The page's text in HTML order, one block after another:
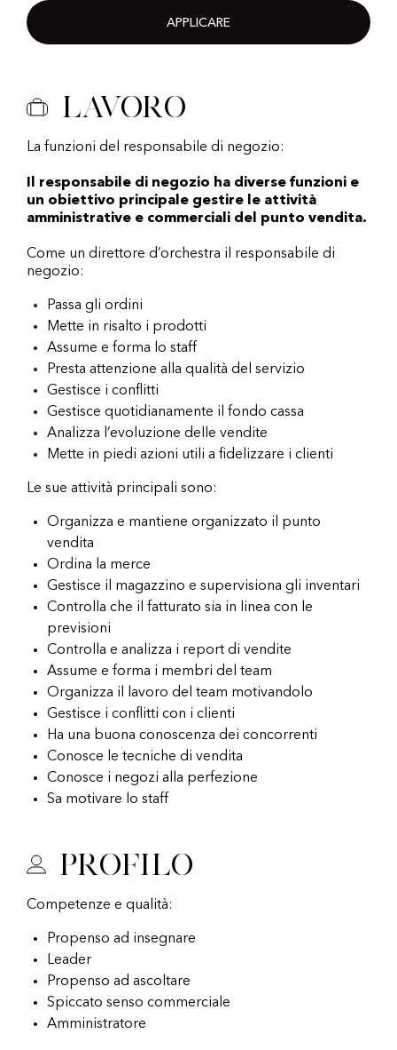
APPLICARE
Lavoro
La funzioni del responsabile di negozio:
Il responsabile di negozio ha diverse funzioni e
un obiettivo principale gestire le attività
amministrative e commerciali del punto vendita.
Come un direttore d’orchestra il responsabile di
negozio:
Passa gli ordini
Mette in risalto i prodotti
Assume e forma lo staff
Presta attenzione alla qualità del servizio
Gestisce i conflitti
Gestisce quotidianamente il fondo cassa
Analizza l’evoluzione delle vendite
Mette in piedi azioni utili a fidelizzare i clienti
Le sue attività principali sono:
Organizza e mantiene organizzato il punto
vendita
Ordina la merce
Gestisce il magazzino e supervisiona gli inventari
Controlla che il fatturato sia in linea con le
previsioni
Controlla e analizza i report di vendite
Assume e forma i membri del team
Organizza il lavoro del team motivandolo
Gestisce i conflitti con i clienti
Ha una buona conoscenza dei concorrenti
Conosce le tecniche di vendita
Conosce i negozi alla perfezione
Sa motivare lo staff
Profilo
Competenze e qualità:
Propenso ad insegnare
Leader
Propenso ad ascoltare
Spiccato senso commerciale
Amministratore